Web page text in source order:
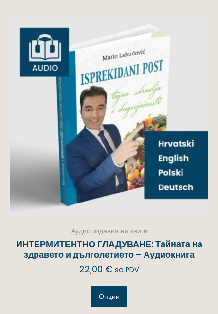
Аудио издания на книги
ИНТЕРМИТЕНТНО ГЛАДУВАНЕ: Тайната на
здравето и дълголетието – Аудиокнига
22,00 € sa PDV
Опции